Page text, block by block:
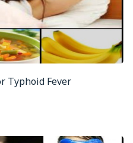
Typhoid Fever